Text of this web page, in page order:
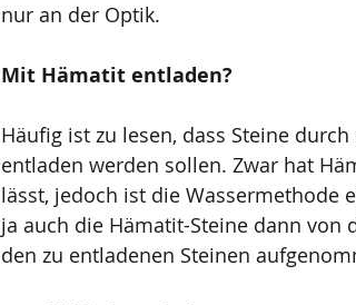
nur an der Optik.
Mit Hämatit entladen?
Häufig ist zu lesen, dass Steine
entladen werden sollen. Zwar hat
lässt, jedoch ist die Wassermethode
ja auch die Hämatit-Steine dann von
den zu entladenen Steinen